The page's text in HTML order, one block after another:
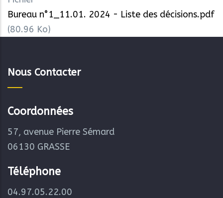
Bureau n°1_11.01. 2024 - Liste des décisions.pdf
(80.96 Ko)
Nous Contacter
Coordonnées
57, avenue Pierre Sémard
06130 GRASSE
Téléphone
04.97.05.22.00